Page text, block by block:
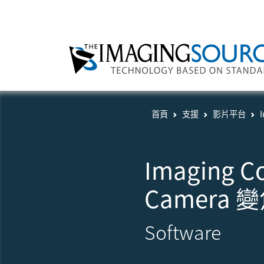
首頁 支援 影片平台
Imaging
Camera
Software